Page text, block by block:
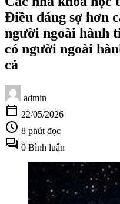
Điều đáng sợ hơn
người ngoài hành
có người ngoài
cả
admin
calendar_today 22/05/2026
schedule 8 phút đọc
forum 0 Bình luận